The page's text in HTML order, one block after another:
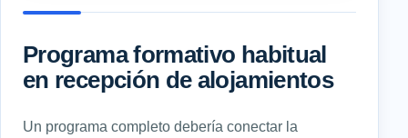
Programa formativo habitual
en recepción de alojamientos
Un programa completo debería conectar la